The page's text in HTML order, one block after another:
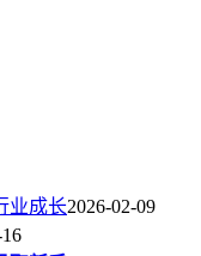
业成长2026-02-09